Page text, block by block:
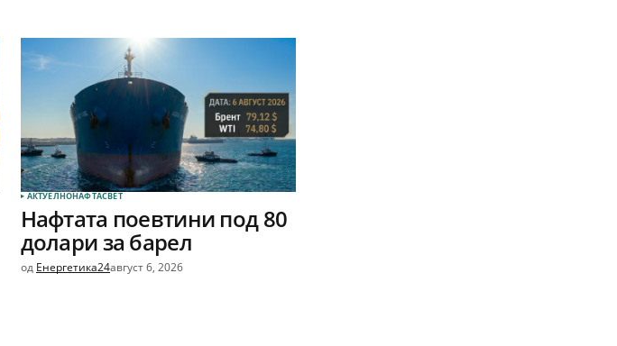
АКТУЕЛНОНАФТАСВЕТ
Нафтата поевтини под 80
долари за барел
од Енергетика24август 6, 2026